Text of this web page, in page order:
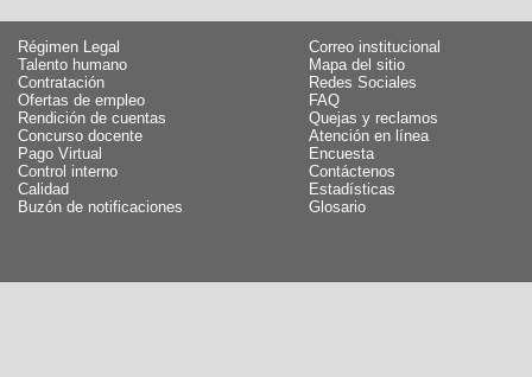
Régimen Legal
Talento humano
Contratación
Ofertas de empleo
Rendición de cuentas
Concurso docente
Pago Virtual
Control interno
Calidad
Buzón de notificaciones
Correo institucional
Mapa del sitio
Redes Sociales
FAQ
Quejas y reclamos
Atención en línea
Encuesta
Contáctenos
Estadísticas
Glosario